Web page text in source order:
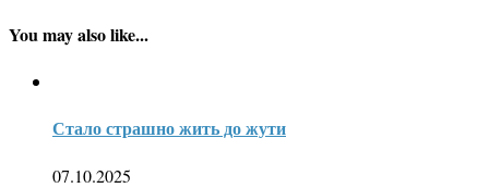
You may also like...
Стало страшно жить до жути
07.10.2025